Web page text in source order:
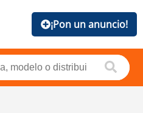
¡Pon un anuncio!